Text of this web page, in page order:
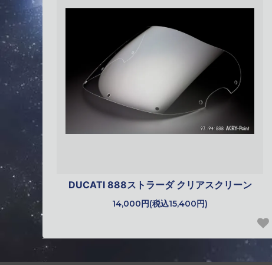
DUCATI 888ストラーダ クリアスクリーン
14,000円(税込15,400円)